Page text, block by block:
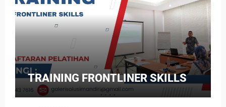
TRAINING FRONTLINER SKILLS